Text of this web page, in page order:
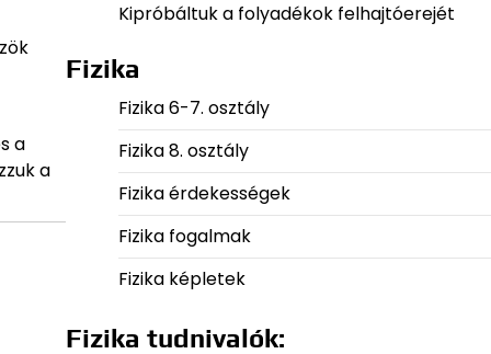
a
a
Kipróbáltuk a folyadékok felhajtóerejét
Fizika
Fizika 6-7. osztály
Fizika 8. osztály
Fizika érdekességek
Fizika fogalmak
Fizika képletek
Fizika tudnivalók: